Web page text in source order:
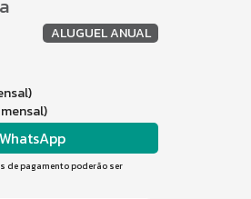
ALUGUEL ANUAL
de pagamento poderão ser